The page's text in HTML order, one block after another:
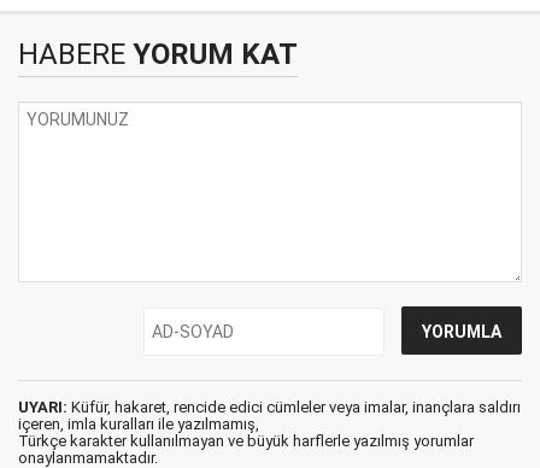
HABERE YORUM KAT
UYARI: Küfür, hakaret, rencide edici cümleler veya imalar, inançlara saldırı
içeren, imla kuralları ile yazılmamış,
Türkçe karakter kullanılmayan ve büyük harflerle yazılmış yorumlar
onaylanmamaktadır.